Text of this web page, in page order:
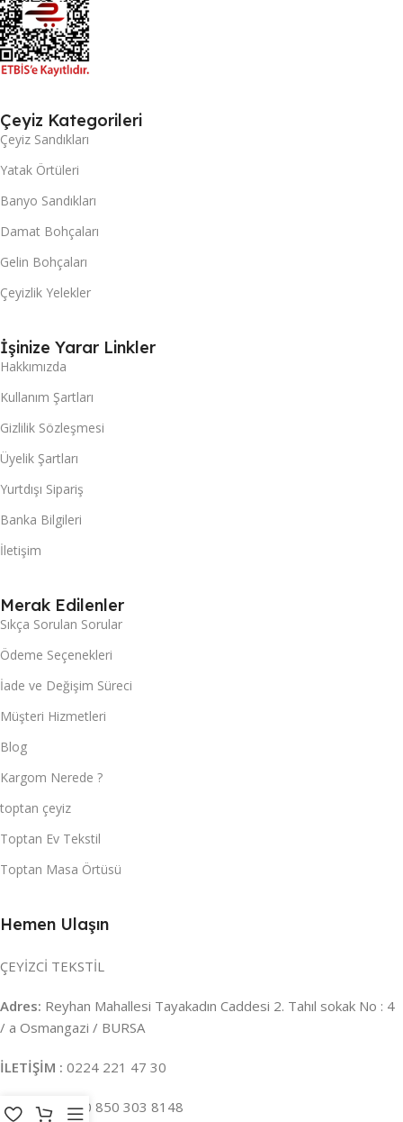
Çeyiz Kategorileri
Çeyiz Sandıkları
Yatak Örtüleri
Banyo Sandıkları
Damat Bohçaları
Gelin Bohçaları
Çeyizlik Yelekler
İşinize Yarar Linkler
Hakkımızda
Kullanım Şartları
Gizlilik Sözleşmesi
Üyelik Şartları
Yurtdışı Sipariş
Banka Bilgileri
İletişim
Merak Edilenler
Sıkça Sorulan Sorular
Ödeme Seçenekleri
İade ve Değişim Süreci
Müşteri Hizmetleri
Blog
Kargom Nerede ?
toptan çeyiz
Toptan Ev Tekstil
Toptan Masa Örtüsü
Hemen Ulaşın
ÇEYİZCİ TEKSTİL
Adres: Reyhan Mahallesi Tayakadın Caddesi 2. Tahıl sokak No : 4
/ a Osmangazi / BURSA
İLETİŞİM : 0224 221 47 30
WHATSAPP :0 850 303 8148